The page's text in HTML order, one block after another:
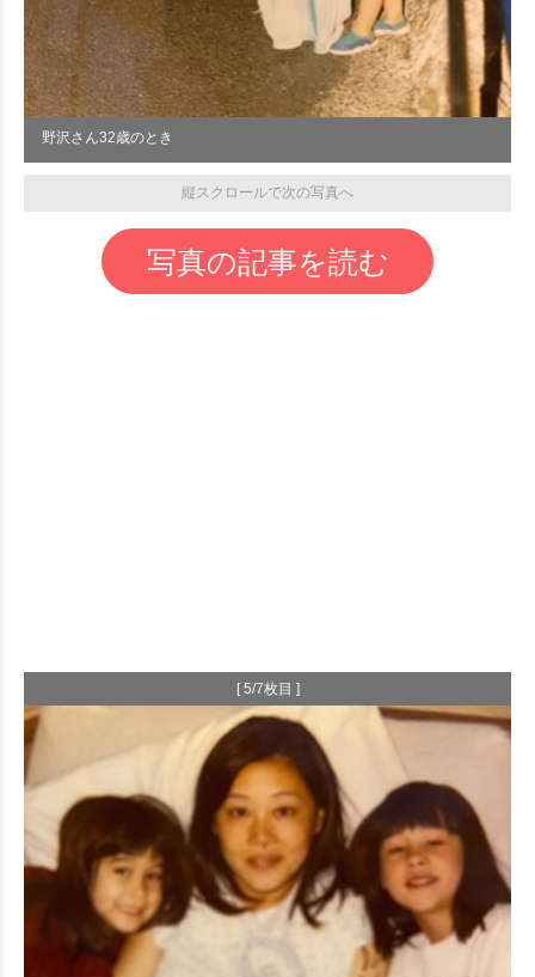
野沢さん32歳のとき
縦スクロールで次の写真へ
写真の記事を読む
[ 5/7枚目 ]